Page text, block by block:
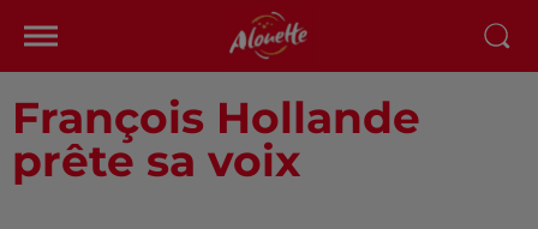
François Hollande
prête sa voix